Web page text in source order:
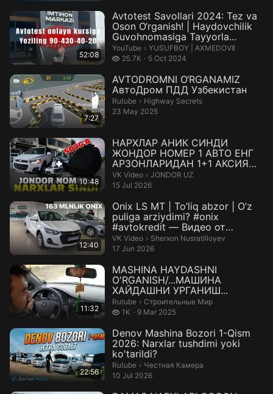
52:08
Avtotest Savollari 2024: Tez va
Oson O‘rganish! | Haydovchilik
Guvohnomasiga Tayyorla...
YouTube › YUSUFBOY | AXMEDOV🚦.
YUSUFBOY | AXMEDOV🚦
25.7K
25.7 thousand views
5 Oct 2024
7:27
AVTODROMNI O‘RGANAMIZ
АвтоДром ПДД Узбекистан
Rutube › Highway Secrets.
Highway Secrets
23 May 2025
10:48
НАРХЛАР АНИК СИНДИ
ЖОНДОР НОМЕР 1 АВТО ЕНГ
АРЗОНЛАРИДАН 1+1 АКСИЯ—
Видео от JONDOR UZ
VK Video › JONDOR UZ.
JONDOR UZ
15 Jul 2026
12:40
Onix LS MT | To’liq abzor | O’z
puliga arziydimi? #onix
#avtokredit — Видео от
Sherxo...
VK Video › Sherxon Nusratilloyev.
Sherxon Nusratilloyev
17 Jun 2026
11:32
MASHINA HAYDASHNI
O'RGANISH/...МАШИНА
ХАЙДАШНИ УРГАНИШ...
Rutube › Строительные Мир.
Строительные Мир
1K
1 thousand views
9 Mar 2025
22:56
Denov Mashina Bozori 1-Qism
2026: Narxlar tushdimi yoki
ko'tarildi?
Rutube › Честная Камера.
Честная Камера
10 Jul 2026